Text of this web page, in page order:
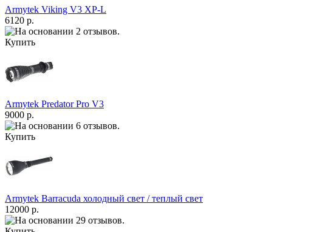
Armytek Viking V3 XP-L
6120 р.
Купить
Armytek Predator Pro V3
9000 р.
Купить
Armytek Barracuda холодный свет / теплый свет
12000 р.